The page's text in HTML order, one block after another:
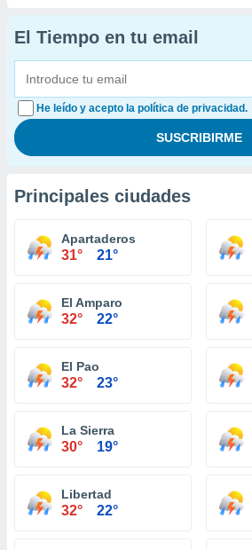
El Tiempo en tu email
He leído y acepto la política de privacidad.
Principales ciudades
Apartaderos
31° 21°
El Amparo
32° 22°
El Pao
32° 23°
La Sierra
30° 19°
Libertad
32° 22°